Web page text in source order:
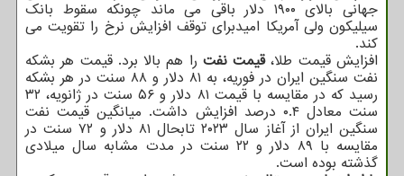
جهانی بالای ۱۹۰۰ دلار باقی می ماند چونکه سقوط بانک
سیلیکون ولی آمریکا امیدبرای توقف افزایش نرخ را تقویت می
کند.
افزایش قیمت طلا،قیمت نفت را هم بالا برد. قیمت هر بشکه
نفت سنگین ایران در فوریه، به ۸۱ دلار و ۸۸ سنت در هر بشکه
رسید که در مقایسه با قیمت ۸۱ دلار و ۵۶ سنت در ژانویه، ۳۲
سنت معادل ۰.۴ درصد افزایش داشت. میانگین قیمت نفت
سنگین ایران از آغاز سال ۲۰۲۳ تابحال ۸۱ دلار و ۷۲ سنت در
مقایسه با ۸۹ دلار و ۲۲ سنت در مدت مشابه سال میلادی
گذشته بوده است.